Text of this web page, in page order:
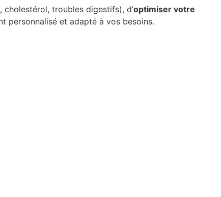
cholestérol, troubles digestifs), d’optimiser votre
personnalisé et adapté à vos besoins.